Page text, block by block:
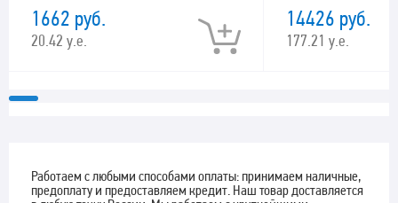
1662 руб.
20.42 у.е.
14426 руб.
177.21 у.е.
Работаем с любыми способами оплаты: принимаем наличные,
предоплату и предоставляем кредит. Наш товар доставляется